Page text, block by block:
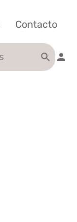
Contacto